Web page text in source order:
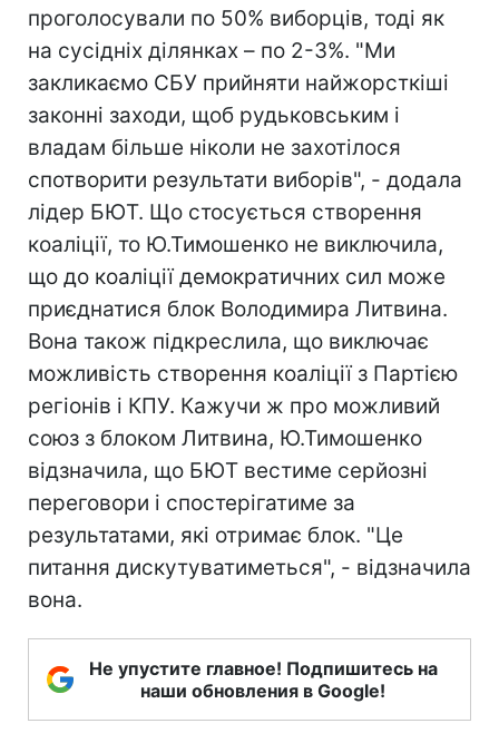
проголосували по 50% виборців, тоді як
на сусідніх ділянках – по 2-3%. "Ми
закликаємо СБУ прийняти найжорсткіші
законні заходи, щоб рудьковським і
владам більше ніколи не захотілося
спотворити результати виборів", - додала
лідер БЮТ. Що стосується створення
коаліції, то Ю.Тимошенко не виключила,
що до коаліції демократичних сил може
приєднатися блок Володимира Литвина.
Вона також підкреслила, що виключає
можливість створення коаліції з Партією
регіонів і КПУ. Кажучи ж про можливий
союз з блоком Литвина, Ю.Тимошенко
відзначила, що БЮТ вестиме серйозні
переговори і спостерігатиме за
результатами, які отримає блок. "Це
питання дискутуватиметься", - відзначила
вона.
Не упустите главное! Подпишитесь на
наши обновления в Google!